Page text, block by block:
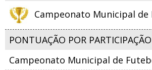
Campeonato Municipal de
PONTUAÇÃO POR
Campeonato Municipal de